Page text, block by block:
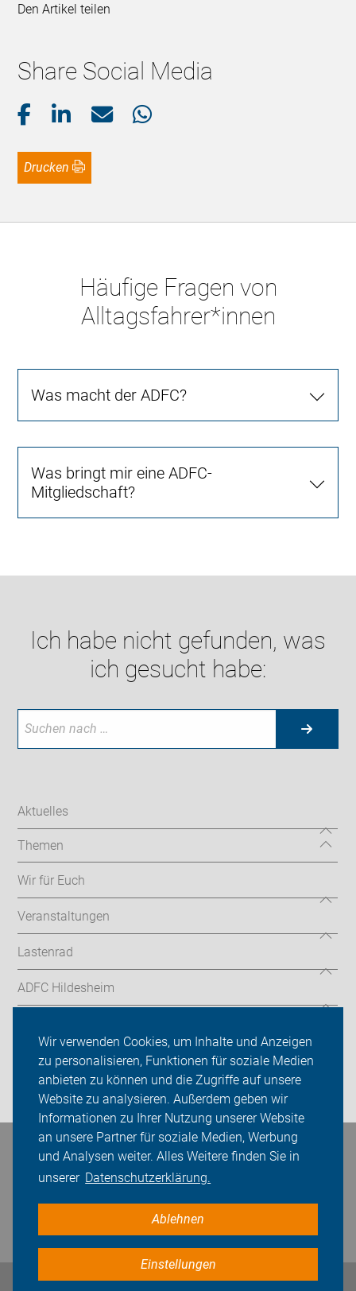
Wir verwenden Cookies, um Inhalte und Anzeigen
zu personalisieren, Funktionen für soziale Medien
anbieten zu können und die Zugriffe auf unsere
Website zu analysieren. Außerdem geben wir
Informationen zu Ihrer Nutzung unserer Website
an unsere Partner für soziale Medien, Werbung
und Analysen weiter. Alles Weitere finden Sie in
unserer Datenschutzerklärung.
Ablehnen
Einstellungen
Den Artikel teilen
Share Social Media
Drucken
Häufige Fragen von
Alltagsfahrer*innen
Was macht der ADFC?
Was bringt mir eine ADFC-
Mitgliedschaft?
Ich habe nicht gefunden, was
ich gesucht habe:
Aktuelles
Themen
Wir für Euch
Veranstaltungen
Lastenrad
ADFC Hildesheim
Presse
Login
Bleiben Sie in Kontakt